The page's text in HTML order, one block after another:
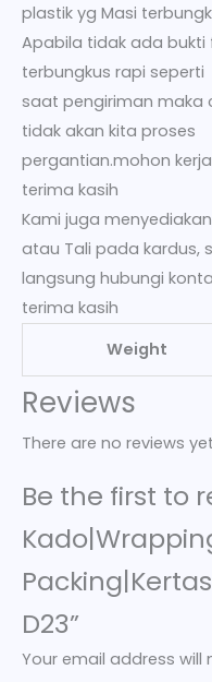
plastik yg Masi
Apabila tidak ada
terbungkus rapi seperti
saat pengiriman maka
tidak akan kita proses
pergantian.mohon
terima kasih
Kami juga
atau Tali pada kardus,
langsung hubungi
terima kasih
Weight
Reviews
There are no reviews
Be the first to
D23”
Your email address will